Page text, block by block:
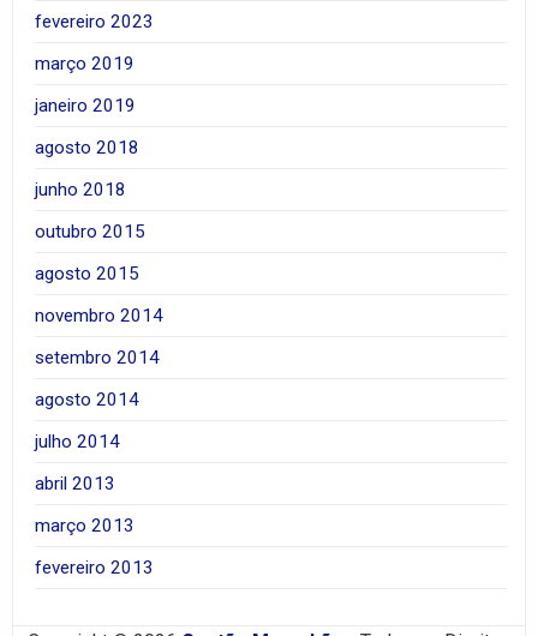
fevereiro 2023
março 2019
janeiro 2019
agosto 2018
junho 2018
outubro 2015
agosto 2015
novembro 2014
setembro 2014
agosto 2014
julho 2014
abril 2013
março 2013
fevereiro 2013